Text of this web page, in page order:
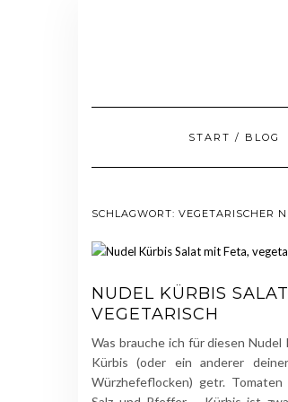
START / BLOG
SCHLAGWORT: VEGETARISCHER
NUDEL KÜRBIS
VEGETARISCH
Was brauche ich für diesen Nudel
Kürbis (oder ein anderer
Würzhefeflocken) getr.